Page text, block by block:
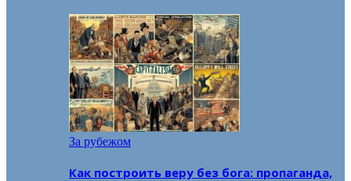
За рубежом
Как построить веру без бога: пропаганда,